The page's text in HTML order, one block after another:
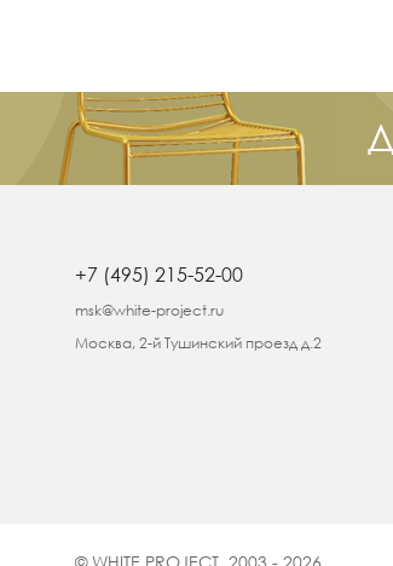
+7 (495) 215-52-00
msk@white-project.ru
Москва, 2-й Тушинский проезд д.2